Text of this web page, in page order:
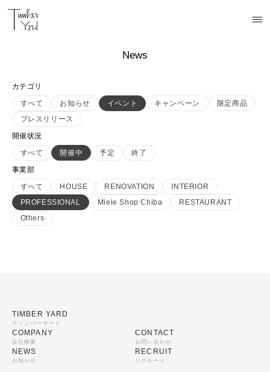
News
カテゴリ
すべて
お知らせ イベント キャンペーン
限定商品
プレスリリース
開催状況
すべて
開催中 予定
終了
事業部
すべて
HOUSE RENOVATION
INTERIOR
PROFESSIONAL
Miele Shop Chiba
RESTAURANT
Others
TIMBER YARD
ティンバーヤード
COMPANY
会社概要
NEWS
お知らせ
CONTACT
お問い合わせ
RECRUIT
リクルート